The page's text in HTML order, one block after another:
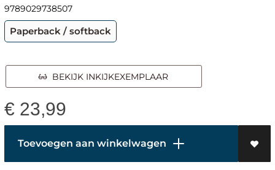
9789029738507
Paperback / softback
BEKIJK INKIJKEXEMPLAAR
€ 23,99
Toevoegen aan winkelwagen